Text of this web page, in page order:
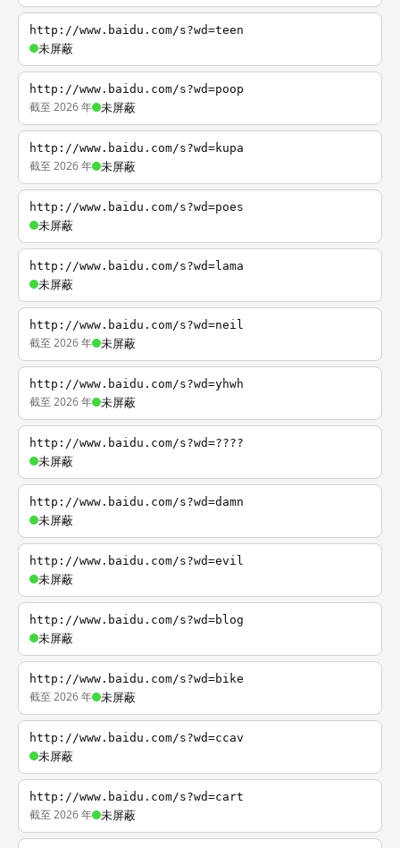
http://www.baidu.com/s?wd=teen
未屏蔽
http://www.baidu.com/s?wd=poop
截至 2026 年 未屏蔽
http://www.baidu.com/s?wd=kupa
截至 2026 年 未屏蔽
http://www.baidu.com/s?wd=poes
未屏蔽
http://www.baidu.com/s?wd=lama
未屏蔽
http://www.baidu.com/s?wd=neil
截至 2026 年 未屏蔽
http://www.baidu.com/s?wd=yhwh
截至 2026 年 未屏蔽
http://www.baidu.com/s?wd=????
未屏蔽
http://www.baidu.com/s?wd=damn
未屏蔽
http://www.baidu.com/s?wd=evil
未屏蔽
http://www.baidu.com/s?wd=blog
未屏蔽
http://www.baidu.com/s?wd=bike
截至 2026 年 未屏蔽
http://www.baidu.com/s?wd=ccav
未屏蔽
http://www.baidu.com/s?wd=cart
截至 2026 年 未屏蔽